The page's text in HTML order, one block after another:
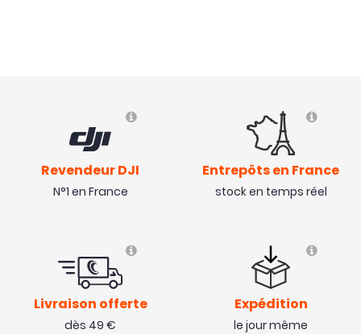
Revendeur DJI
N°1 en France
Entrepôts en France
stock en temps réel
Livraison offerte
dès 49 €
Expédition
le jour même